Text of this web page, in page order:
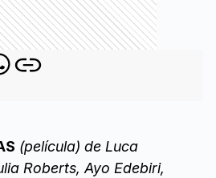
(película) de Luca
Roberts, Ayo Edebiri,